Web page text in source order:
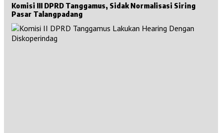
Komisi III DPRD Tanggamus, Sidak Normalisasi Siring
Pasar Talangpadang